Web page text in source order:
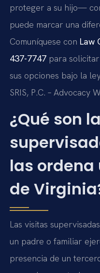
proteger a su hijo—
puede marcar una
Comuníquese con Law
437-7747 para
sus opciones bajo la
SRIS, P.C. – Advocacy
¿Qué son
las
de
Las visitas
un padre o familiar
presencia de un